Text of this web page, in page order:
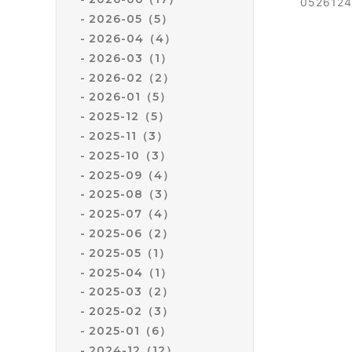
2026-05（5）
2026-04（4）
2026-03（1）
2026-02（2）
2026-01（5）
2025-12（5）
2025-11（3）
2025-10（3）
2025-09（4）
2025-08（3）
2025-07（4）
2025-06（2）
2025-05（1）
2025-04（1）
2025-03（2）
2025-02（3）
2025-01（6）